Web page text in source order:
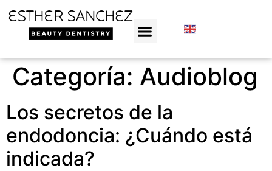
Categoría: Audioblog
Los secretos de la
endodoncia: ¿Cuándo está
indicada?